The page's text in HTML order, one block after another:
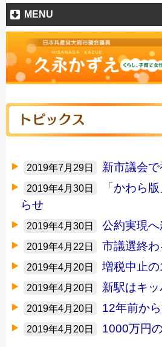
MENU
2019年7月29日 新市議会
2019年4月30日
「かわら
らせ
2019年4月30日 公約実現
2019年4月22日 市議選終わ
2019年4月20日 増税中止
2019年4月20日 新駅はキ
2019年4月20日 12年前か
2019年4月20日 1000万円